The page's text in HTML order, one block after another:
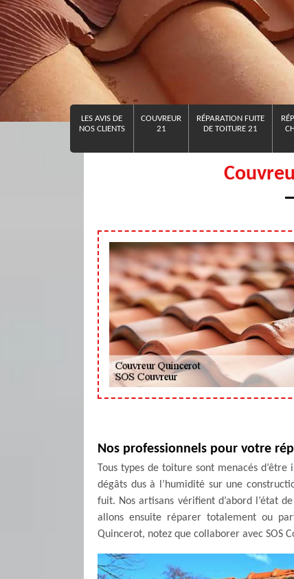
LES AVIS DE
NOS CLIENTS
COUVREUR
21
RÉPARATION FUITE
DE TOITURE 21
Nos professionnels pour votre
Tous types de toiture sont menacés
dégâts dus à l’humidité sur une
fuit. Nos artisans vérifient d’abord l’état
allons ensuite réparer totalement ou
Quincerot, notez que collaborer avec SOS